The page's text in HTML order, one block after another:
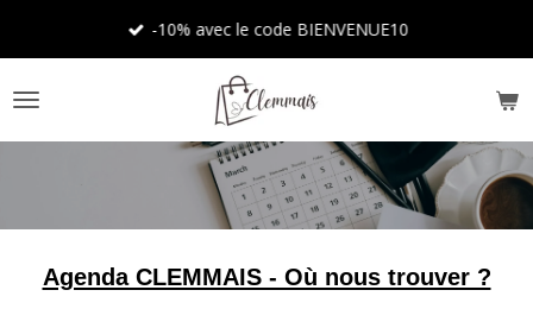
principal
-10% avec le code BIENVENUE10
Agenda CLEMMAIS - Où nous trouver ?